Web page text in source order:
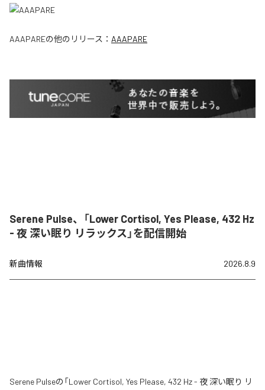
AAAPAREの他のリリース： AAAPARE
Serene Pulse、「Lower Cortisol, Yes Please, 432 Hz
- 夜 深い眠り リラックス」を配信開始
新曲情報 2026.8.9
Serene Pulseの「Lower Cortisol, Yes Please, 432 Hz - 夜 深い眠り リ